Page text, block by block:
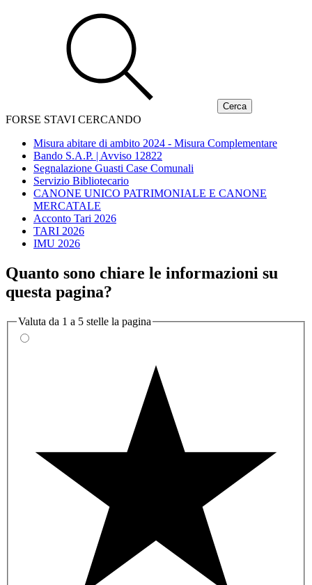
FORSE STAVI CERCANDO
Misura abitare di ambito 2024 - Misura Complementare
Bando S.A.P. | Avviso 12822
Segnalazione Guasti Case Comunali
Servizio Bibliotecario
CANONE UNICO PATRIMONIALE E CANONE
MERCATALE
Acconto Tari 2026
TARI 2026
IMU 2026
Quanto sono chiare le informazioni su
questa pagina?
Valuta da 1 a 5 stelle la pagina